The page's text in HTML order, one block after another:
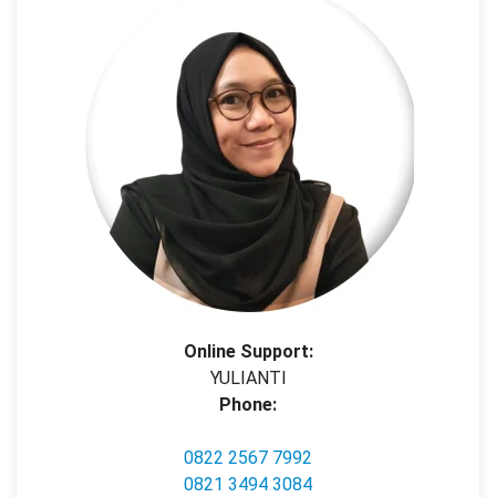
Online Support:
YULIANTI
Phone:
0822 2567 7992
0821 3494 3084